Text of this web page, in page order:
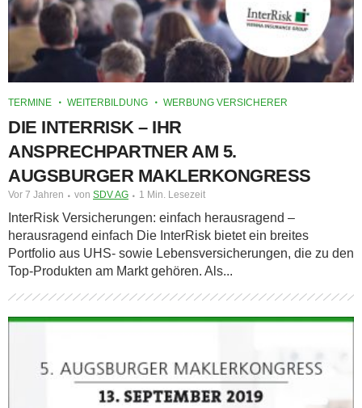
TERMINE WEITERBILDUNG WERBUNG VERSICHERER
DIE INTERRISK – IHR
ANSPRECHPARTNER AM 5.
AUGSBURGER MAKLERKONGRESS
Vor 7 Jahren von SDV AG 1 Min. Lesezeit
InterRisk Versicherungen: einfach herausragend –
herausragend einfach Die InterRisk bietet ein breites
Portfolio aus UHS- sowie Lebensversicherungen, die zu den
Top-Produkten am Markt gehören. Als...